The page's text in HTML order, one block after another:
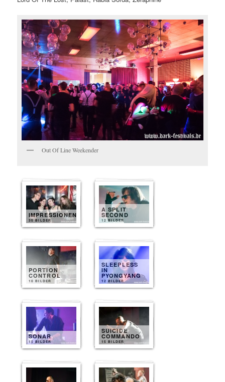
Out Of Line Weekender
IMPRESSIONEN
35 BILDER
A SPLIT
SECOND
12 BILDER
PORTION
CONTROL
10 BILDER
SLEEPLESS
IN
PYONGYANG
12 BILDER
SONAR
10 BILDER
SUICIDE
COMMANDO
15 BILDER